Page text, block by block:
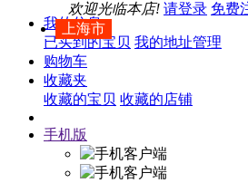
上海市
欢迎光临本店! 请登录 免费
我的信息
已买到的宝贝 我的地址管理
购物车
收藏夹
收藏的宝贝 收藏的店铺
手机版